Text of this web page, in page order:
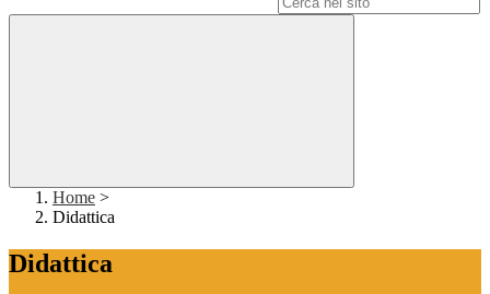
Home >
Didattica
Didattica